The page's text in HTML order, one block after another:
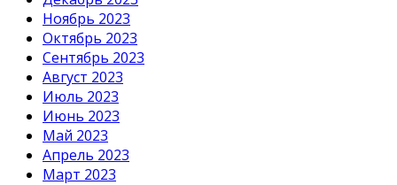
Ноябрь 2023
Октябрь 2023
Сентябрь 2023
Август 2023
Июль 2023
Июнь 2023
Май 2023
Апрель 2023
Март 2023